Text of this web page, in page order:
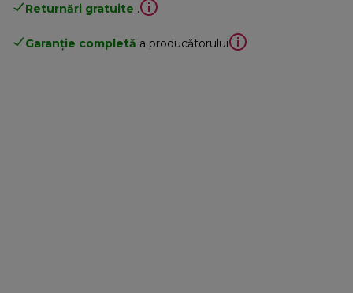
Returnări gratuite .
Garanție completă a producătorului